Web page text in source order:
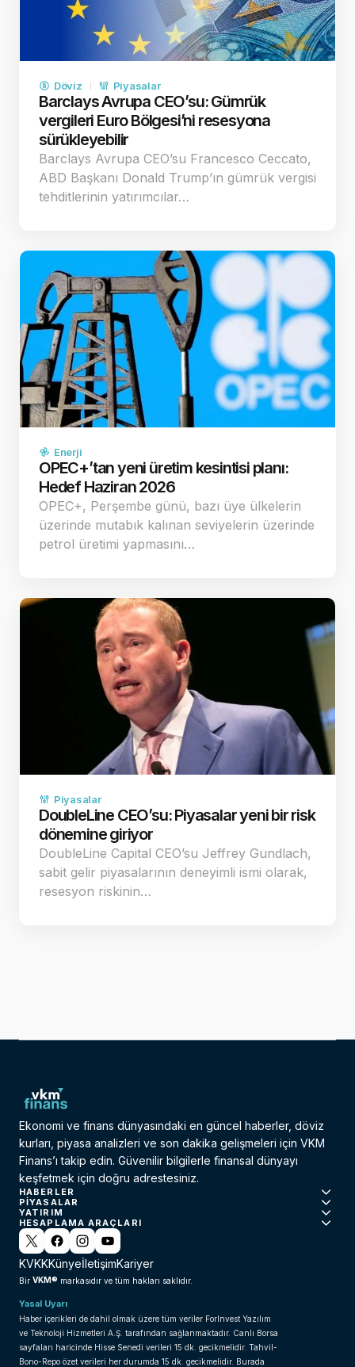
Döviz Piyasalar
Barclays Avrupa CEO’su: Gümrük
vergileri Euro Bölgesi’ni resesyona
sürükleyebilir
Barclays Avrupa CEO’su Francesco Ceccato,
ABD Başkanı Donald Trump’ın gümrük vergisi
tehditlerinin yatırımcılar…
Enerji
OPEC+’tan yeni üretim kesintisi planı:
Hedef Haziran 2026
OPEC+, Perşembe günü, bazı üye ülkelerin
üzerinde mutabık kalınan seviyelerin üzerinde
petrol üretimi yapmasını…
Piyasalar
DoubleLine CEO’su: Piyasalar yeni bir risk
dönemine giriyor
DoubleLine Capital CEO’su Jeffrey Gundlach,
sabit gelir piyasalarının deneyimli ismi olarak,
resesyon riskinin…
Ekonomi ve finans dünyasındaki en güncel haberler, döviz
kurları, piyasa analizleri ve son dakika gelişmeleri için VKM
Finans’ı takip edin. Güvenilir bilgilerle finansal dünyayı
keşfetmek için doğru adrestesiniz.
HABERLER
PIYASALAR
YATIRIM
HESAPLAMA ARAÇLARI
KVKKKünyeİletişimKariyer
Bir VKM® markasıdır ve tüm hakları saklıdır.
Yasal Uyarı
Haber içerikleri de dahil olmak üzere tüm veriler ForInvest Yazılım
ve Teknoloji Hizmetleri A.Ş. tarafından sağlanmaktadır. Canlı Borsa
sayfaları haricinde Hisse Senedi verileri 15 dk. gecikmelidir. Tahvil-
Bono-Repo özet verileri her durumda 15 dk. gecikmelidir. Burada